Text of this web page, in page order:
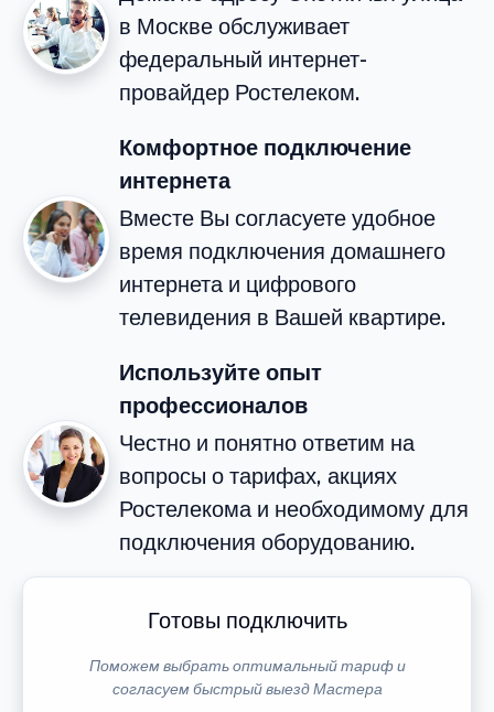
в Москве обслуживает
федеральный интернет-
провайдер Ростелеком.
Комфортное подключение
интернета
Вместе Вы согласуете удобное
время подключения домашнего
интернета и цифрового
телевидения в Вашей квартире.
Используйте опыт
профессионалов
Честно и понятно ответим на
вопросы о тарифах, акциях
Ростелекома и необходимому для
подключения оборудованию.
Готовы подключить
Поможем выбрать оптимальный тариф и
согласуем быстрый выезд Мастера